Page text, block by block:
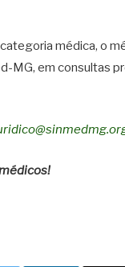
médica, o
MG, em consultas